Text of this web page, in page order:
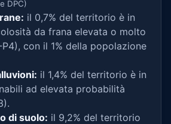
DPC)
il 0,7% del territorio è in
da frana elevata o molto
con il 1% della popolazione
il 1,4% del territorio è in
ad elevata probabilità
di suolo: il 9,2% del territorio